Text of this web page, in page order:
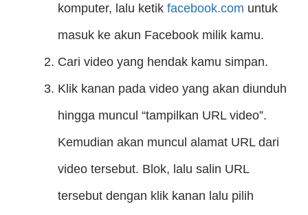
komputer, lalu ketik facebook.com untuk
masuk ke akun Facebook milik kamu.
Cari video yang hendak kamu simpan.
Klik kanan pada video yang akan diunduh
hingga muncul “tampilkan URL video”.
Kemudian akan muncul alamat URL dari
video tersebut. Blok, lalu salin URL
tersebut dengan klik kanan lalu pilih